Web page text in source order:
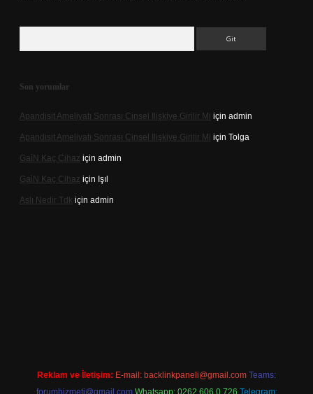
Son yorumlar
Apandisit Ameliyatı Sonrası Cinsel Ilişkiye Girilir Mi için admin
Apandisit Ameliyatı Sonrası Cinsel Ilişkiye Girilir Mi için Tolga
Gai̇N Kaç Cihaz için admin
Gai̇N Kaç Cihaz için Işıl
Aslı Nedir Tdk için admin
Reklam ve İletişim: E-mail: backlinkpaneli@gmail.com Teams:
forumhizmeti@gmail.com Whatsapp: 0262 606 0 726 Telegram: